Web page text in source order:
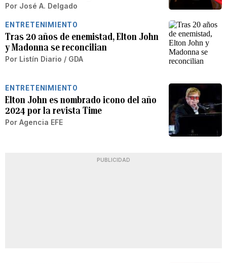
Por José A. Delgado
ENTRETENIMIENTO
Tras 20 años de enemistad, Elton John
y Madonna se reconcilian
Por Listín Diario / GDA
ENTRETENIMIENTO
Elton John es nombrado icono del año
2024 por la revista Time
Por Agencia EFE
PUBLICIDAD